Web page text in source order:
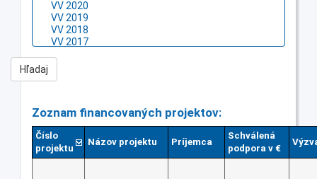
Zoznam financovaných projektov:
Číslo
projektu
Názov projektu Príjemca
Schválená
podpora v €